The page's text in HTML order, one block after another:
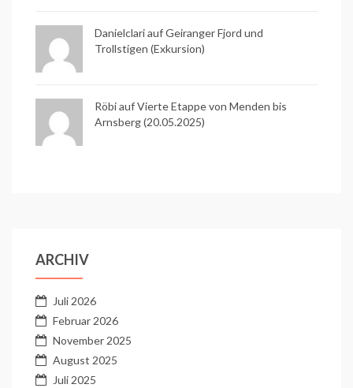
Danielclari aufGeiranger Fjord und
Trollstigen (Exkursion)
Röbi aufVierte Etappe von Menden bis
Arnsberg (20.05.2025)
ARCHIV
Juli 2026
Februar 2026
November 2025
August 2025
Juli 2025